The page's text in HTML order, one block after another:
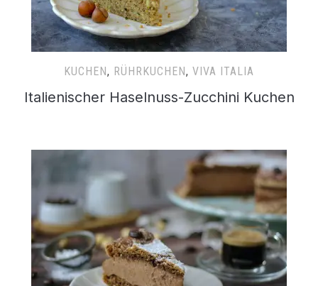
KUCHEN, RÜHRKUCHEN, VIVA ITALIA
Italienischer Haselnuss-Zucchini Kuchen